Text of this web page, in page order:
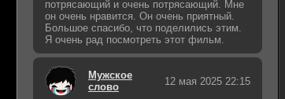
потрясающий и очень потрясающий. Мне
он очень нравится. Он очень приятный.
Большое спасибо, что поделились этим.
Я очень рад посмотреть этот фильм.
Мужское
слово
12 мая 2025 22:15